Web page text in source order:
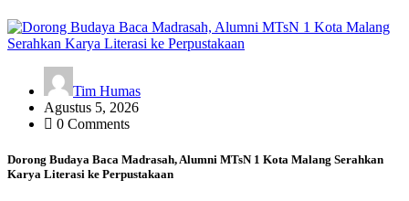
Tim Humas
Agustus 5, 2026
0 Comments
Dorong Budaya Baca Madrasah, Alumni MTsN 1 Kota Malang Serahkan
Karya Literasi ke Perpustakaan